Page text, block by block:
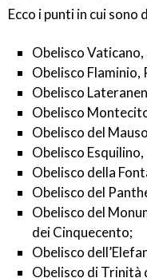
Ecco i punti in cui sono
Obelisco
Obelisco Flaminio,
Obelisco
Obelisco
Obelisco del
Obelisco Esquilino,
Obelisco della
Obelisco del
Obelisco del
dei Cinquecento;
Obelisco
Obelisco di Trinità